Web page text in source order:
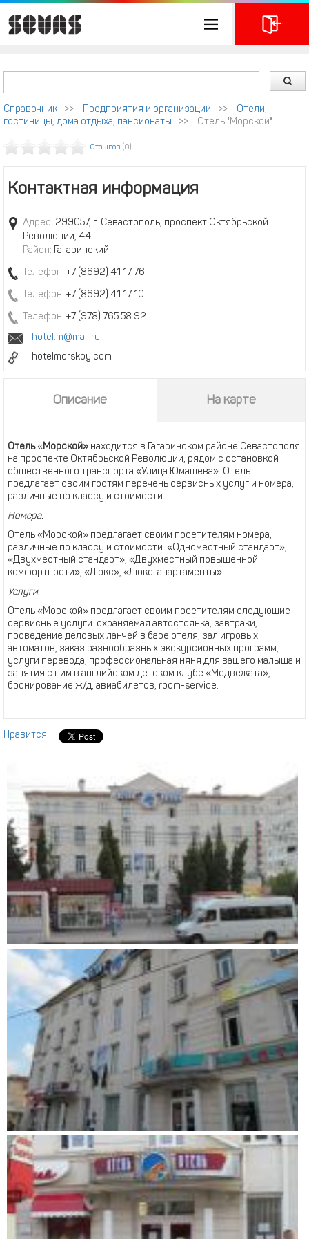
Справочник >> Предприятия и организации >>
Отели,
гостиницы, дома отдыха, пансионаты
>> Отель "Морской"
Отзывов (0)
Контактная информация
Адрес: 299057, г. Севастополь, проспект Октябрьской
Революции, 44
Район: Гагаринский
Телефон: +7 (8692) 41 17 76
Телефон: +7 (8692) 41 17 10
Телефон: +7 (978) 765 58 92
hotel.m@mail.ru
hotelmorskoy.com
Описание На карте
Отель«Морской» находится в Гагаринском районе Севастополя
на проспекте Октябрьской Революции, рядом с остановкой
общественного транспорта «Улица Юмашева». Отель
предлагает своим гостям перечень сервисных услуг и номера,
различные по классу и стоимости.
Номера.
Отель «Морской» предлагает своим посетителям номера,
различные по классу и стоимости: «Одноместный стандарт»,
«Двухместный стандарт», «Двухместный повышенной
комфортности», «Люкс», «Люкс-апартаменты».
Услуги.
Отель «Морской» предлагает своим посетителям следующие
сервисные услуги: охраняемая автостоянка, завтраки,
проведение деловых ланчей в баре отеля, зал игровых
автоматов, заказ разнообразных экскурсионных программ,
услуги перевода, профессиональная няня для вашего малыша и
занятия с ним в английском детском клубе «Медвежата»,
бронирование ж/д, авиабилетов, room-service.
Нравится